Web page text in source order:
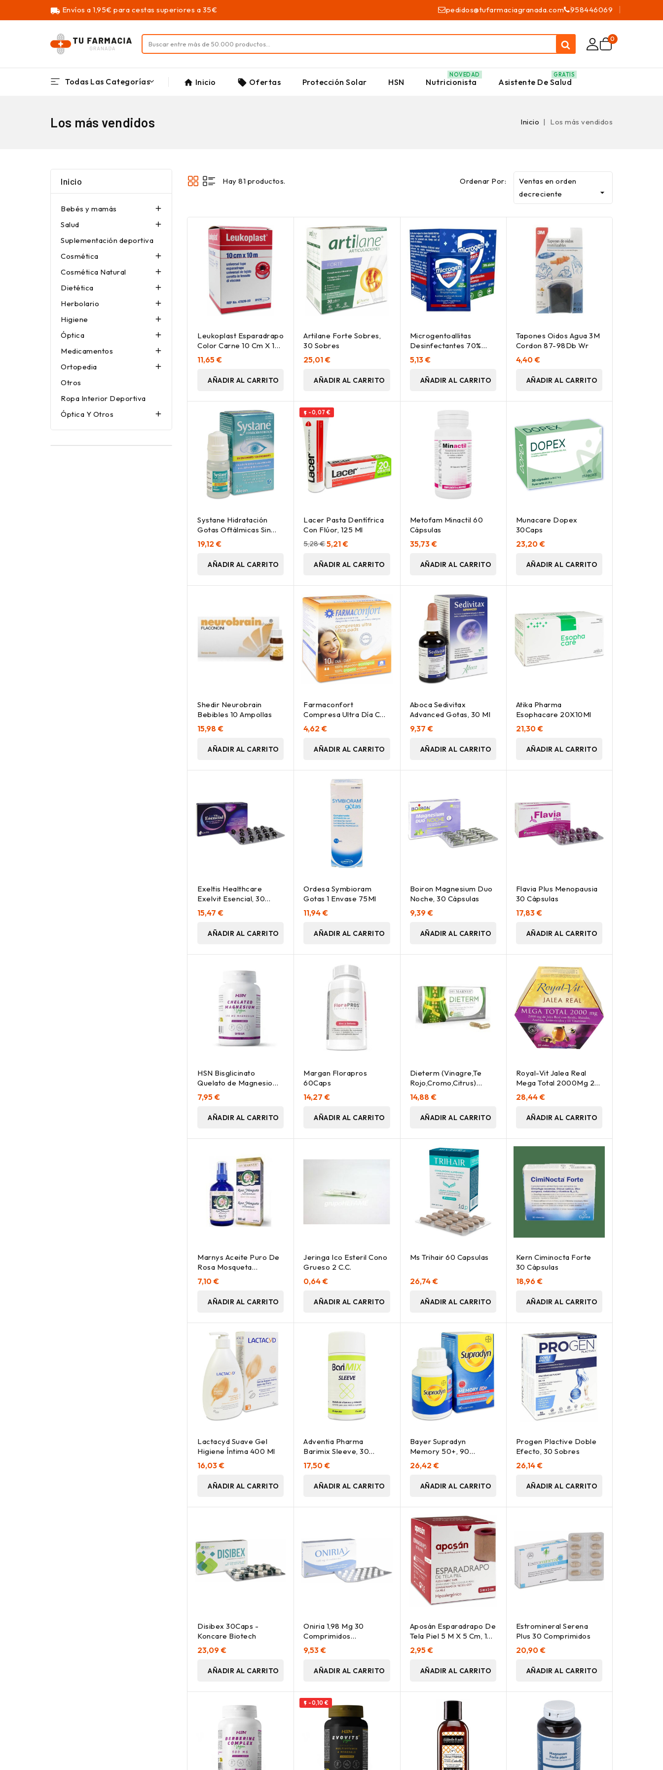
local_shipping Envíos a 1,95€ para cestas superiores a 35€ pedidos@tufarmaciagranada.com 958446069
0
Todas Las Categorías home Inicio local_offer Ofertas Protección Solar HSN Nutricionista
NOVEDAD
Asistente De Salud
GRATIS
Los más vendidos Inicio Los más vendidos
Inicio
Bebés y mamás 
Salud 
Suplementación deportiva
Cosmética

Cosmética Natural 
Dietética 
Herbolario 
Higiene 
Óptica 
Medicamentos 
Ortopedia 
Otros
Ropa Interior Deportiva
Óptica Y Otros

Hay 81 productos. Ordenar Por:
Ventas en orden
decreciente

Leukoplast Esparadrapo
Color Carne 10 Cm X 10
M, 1 Ud
11,65 €
AÑADIR AL CARRITO
Artilane Forte Sobres,
30 Sobres
25,01 €
AÑADIR AL CARRITO
Microgentoallitas
Desinfectantes 70%
Alcohol 25Uds
5,13 €
AÑADIR AL CARRITO
Tapones Oidos Agua 3M
Cordon 87-98Db Wr
4,40 €
AÑADIR AL CARRITO
Systane Hidratación
Gotas Oftálmicas Sin
Conservantes, 10 Ml
19,12 €
AÑADIR AL CARRITO
 -0,07 €
Lacer Pasta Dentífrica
Con Flúor, 125 Ml
5,28 €5,21 €
AÑADIR AL CARRITO
Metofam Minactil 60
Cápsulas
35,73 €
AÑADIR AL CARRITO
Munacare Dopex
30Caps
23,20 €
AÑADIR AL CARRITO
Shedir Neurobrain
Bebibles 10 Ampollas
15,98 €
AÑADIR AL CARRITO
Farmaconfort
Compresa Ultra Día Con
Alas, 10 Uds
4,62 €
AÑADIR AL CARRITO
Aboca Sedivitax
Advanced Gotas, 30 Ml
9,37 €
AÑADIR AL CARRITO
Atika Pharma
Esophacare 20X10Ml
21,30 €
AÑADIR AL CARRITO
Exeltis Healthcare
Exelvit Esencial, 30
Capsulas
15,47 €
AÑADIR AL CARRITO
Ordesa Symbioram
Gotas 1 Envase 75Ml
11,94 €
AÑADIR AL CARRITO
Boiron Magnesium Duo
Noche, 30 Cápsulas
9,39 €
AÑADIR AL CARRITO
Flavia Plus Menopausia
30 Cápsulas
17,83 €
AÑADIR AL CARRITO
HSN Bisglicinato
Quelato de Magnesio
120 Caps
7,95 €
AÑADIR AL CARRITO
Margan Florapros
60Caps
14,27 €
AÑADIR AL CARRITO
Dieterm (Vinagre,Te
Rojo,Cromo,Citrus)
60Comp.
14,88 €
AÑADIR AL CARRITO
Royal-Vit Jalea Real
Mega Total 2000Mg 20
Viales
28,44 €
AÑADIR AL CARRITO
Marnys Aceite Puro De
Rosa Mosqueta
Revitalizante Spray
100Ml
7,10 €
AÑADIR AL CARRITO
Jeringa Ico Esteril Cono
Grueso 2 C.C.
0,64 €
AÑADIR AL CARRITO
Ms Trihair 60 Capsulas
26,74 €
AÑADIR AL CARRITO
Kern Ciminocta Forte
30 Cápsulas
18,96 €
AÑADIR AL CARRITO
Lactacyd Suave Gel
Higiene Íntima 400 Ml
16,03 €
AÑADIR AL CARRITO
Adventia Pharma
Barimix Sleeve, 30
Cápsulas
17,50 €
AÑADIR AL CARRITO
Bayer Supradyn
Memory 50+, 90
Comprimidos
26,42 €
AÑADIR AL CARRITO
Progen Plactive Doble
Efecto, 30 Sobres
26,14 €
AÑADIR AL CARRITO
Disibex 30Caps -
Koncare Biotech
23,09 €
AÑADIR AL CARRITO
Oniria 1,98 Mg 30
Comprimidos
Liberación Prolongada
9,53 €
AÑADIR AL CARRITO
Aposán Esparadrapo De
Tela Piel 5 M X 5 Cm, 1
Ud
2,95 €
AÑADIR AL CARRITO
Estromineral Serena
Plus 30 Comprimidos
20,90 €
AÑADIR AL CARRITO
 -0,10 €